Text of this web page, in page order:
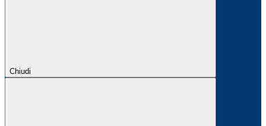
Chiudi